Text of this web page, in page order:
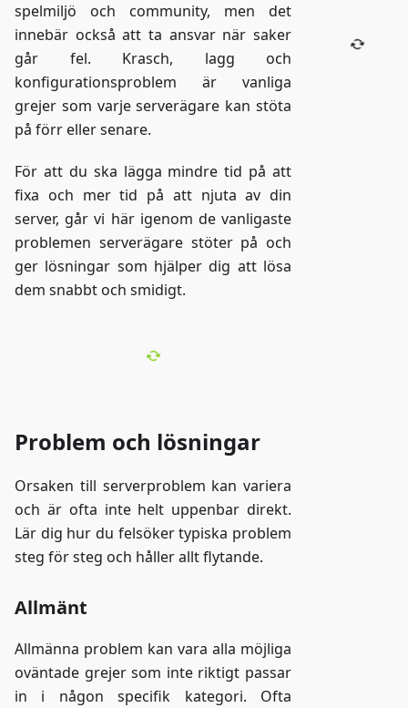
spelmiljö och community, men det
innebär också att ta ansvar när saker
går fel. Krasch, lagg och
konfigurationsproblem är vanliga
grejer som varje serverägare kan stöta
på förr eller senare.
För att du ska lägga mindre tid på att
fixa och mer tid på att njuta av din
server, går vi här igenom de vanligaste
problemen serverägare stöter på och
ger lösningar som hjälper dig att lösa
dem snabbt och smidigt.
Problem och lösningar
Orsaken till serverproblem kan variera
och är ofta inte helt uppenbar direkt.
Lär dig hur du felsöker typiska problem
steg för steg och håller allt flytande.
Allmänt
Allmänna problem kan vara alla möjliga
oväntade grejer som inte riktigt passar
in i någon specifik kategori. Ofta